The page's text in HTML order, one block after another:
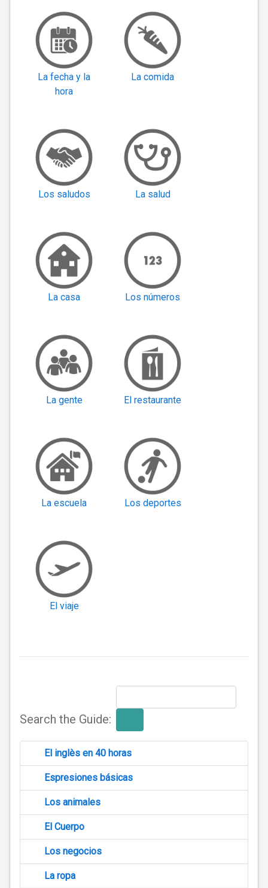
La fecha y la
hora
La comida
Los saludos La salud
La casa Los números
La gente El restaurante
La escuela Los deportes
El viaje
Search the Guide:
El inglès en 40 horas
Espresiones básicas
Los animales
El Cuerpo
Los negocios
La ropa